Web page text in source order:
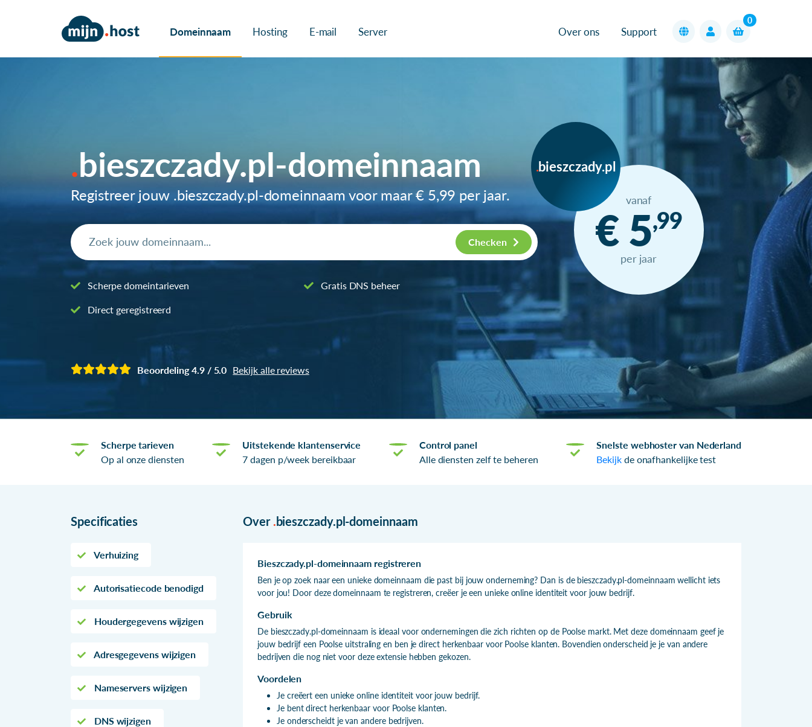
Domeinnaam Hosting E-mail Server Over ons Support
0
bieszczady.pl-domeinnaam
Registreer jouw .bieszczady.pl-domeinnaam voor maar€ 5,99 per jaar.
Checken
Scherpe domeintarieven
Direct geregistreerd
Gratis DNS beheer
bieszczady.pl
vanaf
€ 5,99
per jaar
Beoordeling 4.9 / 5.0 Bekijk alle reviews
Scherpe tarieven
Op al onze diensten
Uitstekende klantenservice
7 dagen p/week bereikbaar
Control panel
Alle diensten zelf te beheren
Snelste webhoster van Nederland
Bekijkde onafhankelijke test
Specificaties
Verhuizing
Autorisatiecode benodigd
Houdergegevens wijzigen
Adresgegevens wijzigen
Nameservers wijzigen
DNS wijzigen
Over .bieszczady.pl-domeinnaam
Bieszczady.pl-domeinnaam registreren
Ben je op zoek naar een unieke domeinnaam die past bij jouw onderneming? Dan is de bieszczady.pl-domeinnaam wellicht iets
voor jou! Door deze domeinnaam te registreren, creëer je een unieke online identiteit voor jouw bedrijf.
Gebruik
De bieszczady.pl-domeinnaam is ideaal voor ondernemingen die zich richten op de Poolse markt. Met deze domeinnaam geef je
jouw bedrijf een Poolse uitstraling en ben je direct herkenbaar voor Poolse klanten. Bovendien onderscheid je je van andere
bedrijven die nog niet voor deze extensie hebben gekozen.
Voordelen
Je creëert een unieke online identiteit voor jouw bedrijf.
Je bent direct herkenbaar voor Poolse klanten.
Je onderscheidt je van andere bedrijven.